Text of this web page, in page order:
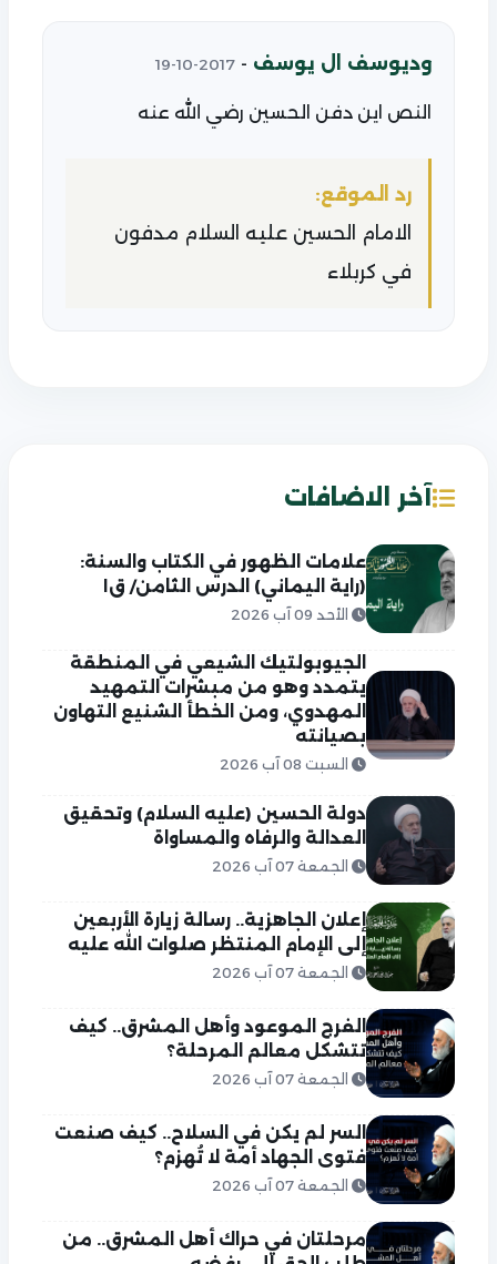
وديوسف ال يوسف -
2017-10-19
النص اين دفن الحسين رضي الله عنه
رد الموقع:
الامام الحسين عليه السلام مدفون
في كربلاء
آخر الاضافات
علامات الظهور في الكتاب والسنة:
(راية اليماني) الدرس الثامن/ ق١
الأحد 09 آب 2026
الجيوبولتيك الشيعي في المنطقة
يتمدد وهو من مبشرات التمهيد
المهدوي، ومن الخطأ الشنيع التهاون
بصيانته
السبت 08 آب 2026
دولة الحسين (عليه السلام) وتحقيق
العدالة والرفاه والمساواة
الجمعة 07 آب 2026
إعلان الجاهزية.. رسالة زيارة الأربعين
إلى الإمام المنتظر صلوات الله عليه
الجمعة 07 آب 2026
الفرج الموعود وأهل المشرق.. كيف
تتشكل معالم المرحلة؟
الجمعة 07 آب 2026
السر لم يكن في السلاح.. كيف صنعت
فتوى الجهاد أمة لا تُهزم؟
الجمعة 07 آب 2026
مرحلتان في حراك أهل المشرق.. من